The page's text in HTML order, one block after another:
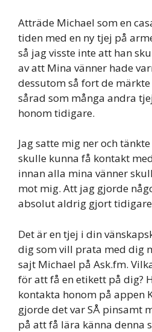
Atträde Michael som en
tiden med en ny tjej på
så jag visste inte att han
av att Mina vänner hade
dessutom så fort de
sårad som många andra
honom tidigare.
Jag satte mig ner och
skulle kunna få kontakt
innan alla mina vänner
mot mig. Att jag gjorde
absolut aldrig gjort
Det är en tjej i din
dig som vill prata med dig
sajt Michael på Ask.fm.
för att få en etikett på dig?
kontakta honom på appen
gjorde det var SÅ pinsamt
på att få lära känna denna